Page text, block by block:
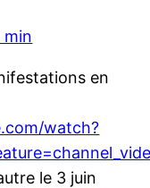
min
en
watch?
le 3 juin